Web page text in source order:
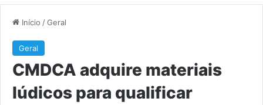
Início /Geral
Geral
CMDCA adquire materiais
lúdicos para qualificar